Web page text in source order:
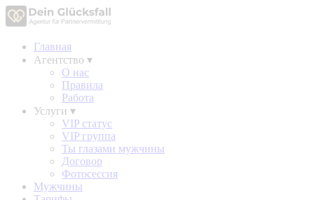
Главная
Агентство ▾
О нас
Правила
Работа
Услуги ▾
VIP статус
VIP группа
Ты глазами мужчины
Договор
Фотосессия
Мужчины